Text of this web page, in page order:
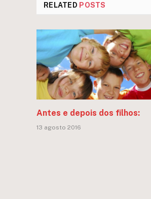
RELATED POSTS
Antes e depois dos filhos:
13 agosto 2016